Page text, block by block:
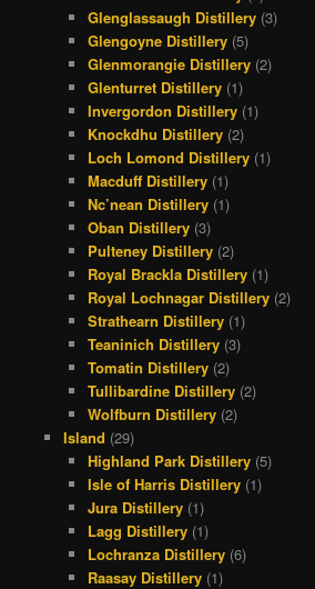
Glenglassaugh Distillery (3)
Glengoyne Distillery (5)
Glenmorangie Distillery (2)
Glenturret Distillery (1)
Invergordon Distillery (1)
Knockdhu Distillery (2)
Loch Lomond Distillery (1)
Macduff Distillery (1)
Nc’nean Distillery (1)
Oban Distillery (3)
Pulteney Distillery (2)
Royal Brackla Distillery (1)
Royal Lochnagar Distillery (2)
Strathearn Distillery (1)
Teaninich Distillery (3)
Tomatin Distillery (2)
Tullibardine Distillery (2)
Wolfburn Distillery (2)
Island (29)
Highland Park Distillery (5)
Isle of Harris Distillery (1)
Jura Distillery (1)
Lagg Distillery (1)
Lochranza Distillery (6)
Raasay Distillery (1)